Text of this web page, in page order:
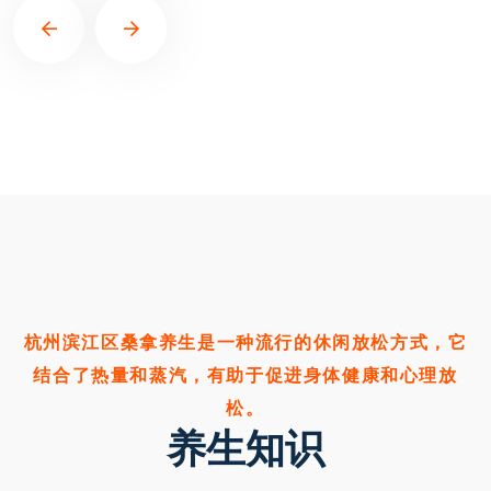
杭州滨江区桑拿养生是一种流行的休闲放松方式，它
结合了热量和蒸汽，有助于促进身体健康和心理放
松。
养生知识